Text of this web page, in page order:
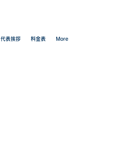
代表挨拶 料金表 More